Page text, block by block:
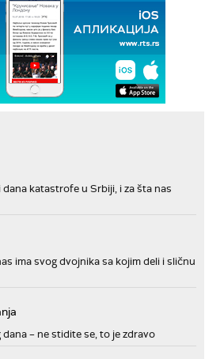
katastrofe u Srbiji, i za šta nas
ima svog dvojnika sa kojim deli i sličnu
– ne stidite se, to je zdravo